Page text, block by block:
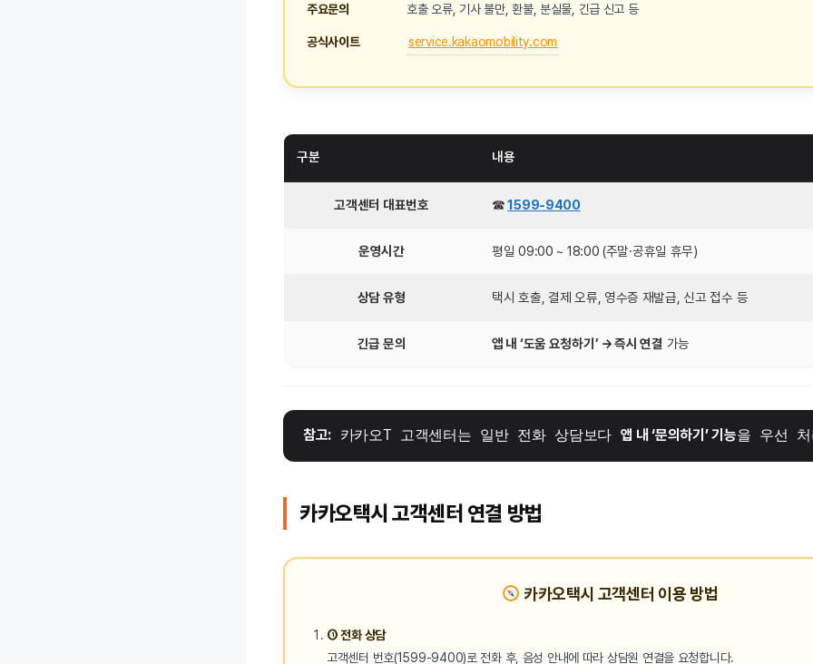
주요문의 호출 오류, 기사 불만, 환불, 분실물, 긴급 신고 등
공식사이트 service.kakaomobility.com
구분 내용
고객센터 대표번호 ☎ 1599-9400
운영시간 평일 09:00 ~ 18:00 (주말·공휴일 휴무)
상담 유형 택시 호출, 결제 오류, 영수증 재발급, 신고 접수 등
긴급 문의 앱 내 ‘도움 요청하기’ → 즉시 연결 가능
참고: 카카오T 고객센터는 일반 전화 상담보다 앱 내 ‘문의하기’ 기능을 우선 처
카카오택시 고객센터 연결 방법
카카오택시 고객센터 이용 방법
① 전화 상담
고객센터 번호(1599-9400)로 전화 후, 음성 안내에 따라 상담원 연결을 요청합니다.